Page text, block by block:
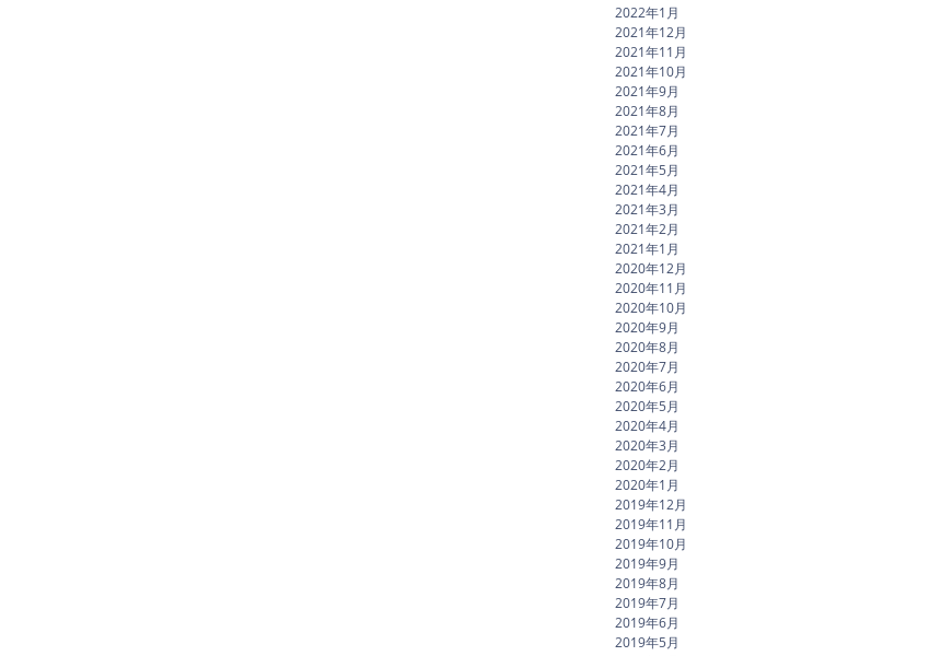
2022年1月
2021年12月
2021年11月
2021年10月
2021年9月
2021年8月
2021年7月
2021年6月
2021年5月
2021年4月
2021年3月
2021年2月
2021年1月
2020年12月
2020年11月
2020年10月
2020年9月
2020年8月
2020年7月
2020年6月
2020年5月
2020年4月
2020年3月
2020年2月
2020年1月
2019年12月
2019年11月
2019年10月
2019年9月
2019年8月
2019年7月
2019年6月
2019年5月